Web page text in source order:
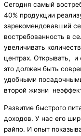
Сегодня самый
40% продукции
зарекомендовавший
востребованность в
увеличивать
центрах. Открывать, и
это должен быть
удобными
второй жизни
Развитие быстрого
доходов. У нас его
райпо. И опыт